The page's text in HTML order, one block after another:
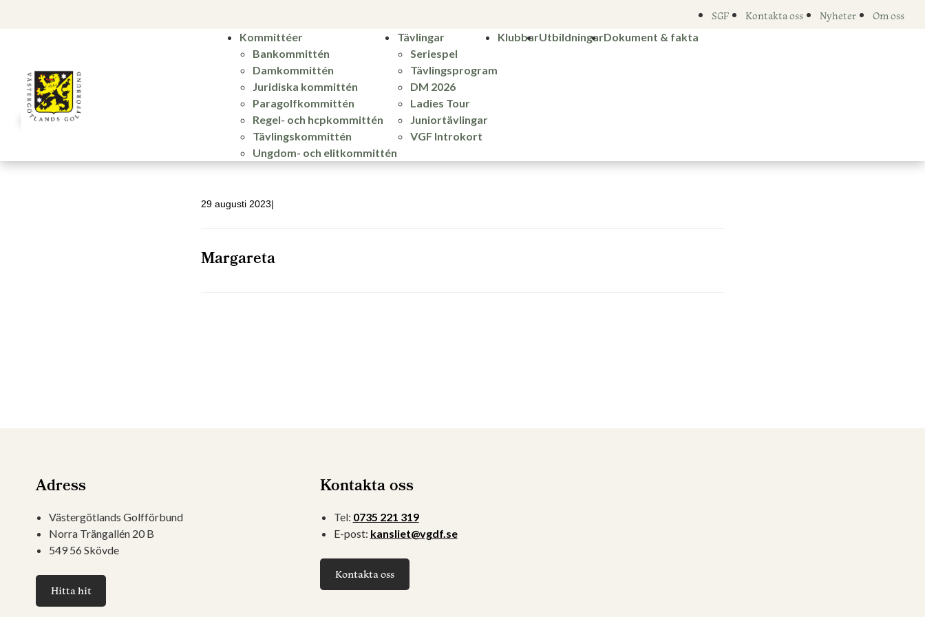
SGF Kontakta oss Nyheter
Om oss
Kommittéer
Bankommittén
Damkommittén
Juridiska kommittén
Paragolfkommittén
Regel- och hcpkommittén
Tävlingskommittén
Ungdom- och elitkommittén
Tävlingar
Seriespel
Tävlingsprogram
DM 2026
Ladies Tour
Juniortävlingar
VGF Introkort
KlubbarUtbildningarDokument & fakta
29 augusti 2023
Margareta
Adress
Västergötlands Golfförbund
Norra Trängallén 20 B
549 56 Skövde
Hitta hit
Kontakta oss
Tel: 0735 221 319
E-post: kansliet@vgdf.se
Kontakta oss